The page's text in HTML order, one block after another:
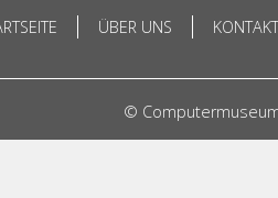
ÜBER UNS KONTAKT
©